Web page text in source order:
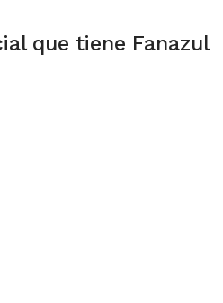
que tiene Fanazul